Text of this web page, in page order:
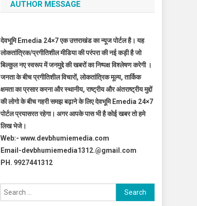
AUTHOR MESSAGE
देवभूमि Emedia 24×7 एक उत्तराखंड का न्यूज पोर्टल है। यह
लोकतांत्रिक/प्रगीतिशील मीडिया की परंपरा की नई कड़ी है जो
बिल्कुल नए स्वरूप में जनमुद्दे की खबरों का निष्पक्ष विश्लेषण करेगी ।
जनता के बीच प्रगीतिशील विचारों, लोकतांत्रिक मूल्य, तार्किक
क्षमता का प्रसार करना और स्थानीय, राष्ट्रीय और अंतराष्ट्रीय मुद्दों
की लोगो के बीच गहरी समझ बढ़ाने के लिए देवभूमि Emedia 24×7
पोर्टल प्रयासरत रहेगा। अगर आपके पास भी है कोई खबर तो हमे
लिख भेजे।
Web:- www.devbhumiemedia.com
Email-devbhumiemedia1312.@gmail.com
PH. 9927441312
Search
for: